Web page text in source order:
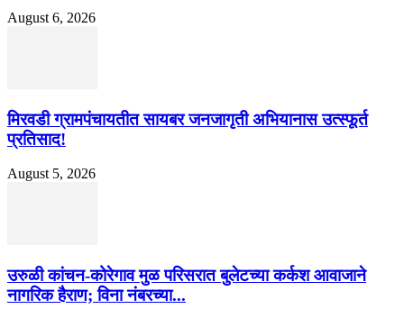
August 6, 2026
मिरवडी ग्रामपंचायतीत सायबर जनजागृती अभियानास उत्स्फूर्त
प्रतिसाद!
August 5, 2026
उरुळी कांचन-कोरेगाव मुळ परिसरात बुलेटच्या कर्कश आवाजाने
नागरिक हैराण; विना नंबरच्या...